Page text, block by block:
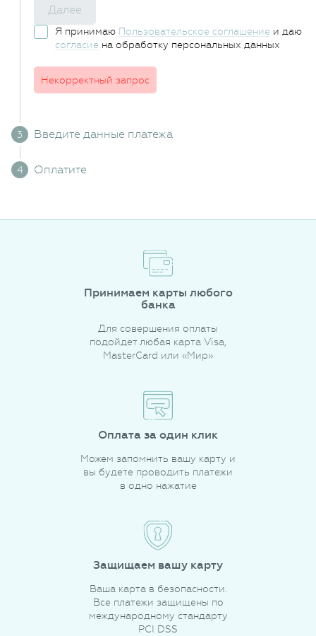
Далее
Я принимаю Пользовательское соглашение и даю
согласие на обработку персональных данных
Некорректный запрос
Введите данные платежа
Оплатите
Принимаем карты любого
банка
Для совершения оплаты
подойдет любая карта Visa,
MasterCard или «Мир»
Оплата за один клик
Можем запомнить вашу карту и
вы будете проводить платежи
в одно нажатие
Защищаем вашу карту
Ваша карта в безопасности.
Все платежи защищены по
международному стандарту
PCI DSS